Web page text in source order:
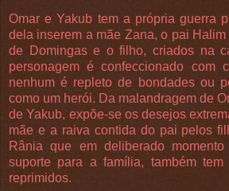
Omar e Yakub tem a própria guerra
dela inserem a mãe Zana, o pai
de Domingas e o filho, criados na
personagem é confeccionado com
nenhum é repleto de bondades ou
como um herói. Da malandragem de
de Yakub, expõe-se os desejos
mãe e a raiva contida do pai pelos
Rânia que em deliberado
suporte para a família, também
reprimidos.